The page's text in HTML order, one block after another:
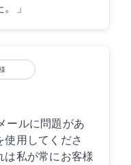
」
ールに問題があ
使用してくださ
は私が常にお客様